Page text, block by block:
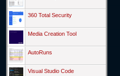
360 Total Security
Media Creation Tool
AutoRuns
Visual Studio Code